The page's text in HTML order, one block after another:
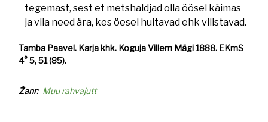
tegemast, sest et metshaldjad olla öösel käimas
ja viia need ära, kes öesel huitavad ehk vilistavad.
Tamba Paavel. Karja khk. Koguja Villem Mägi 1888. EKmS
4° 5, 51 (85).
Žanr Muu rahvajutt